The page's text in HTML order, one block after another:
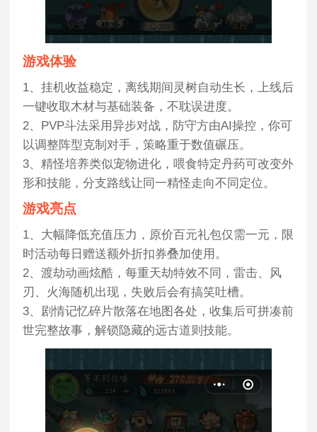
游戏体验
1、挂机收益稳定，离线期间灵树自动生长，上线后
一键收取木材与基础装备，不耽误进度。
2、PVP斗法采用异步对战，防守方由AI操控，你可
以调整阵型克制对手，策略重于数值碾压。
3、精怪培养类似宠物进化，喂食特定丹药可改变外
形和技能，分支路线让同一精怪走向不同定位。
游戏亮点
1、大幅降低充值压力，原价百元礼包仅需一元，限
时活动每日赠送额外折扣券叠加使用。
2、渡劫动画炫酷，每重天劫特效不同，雷击、风
刃、火海随机出现，失败后会有搞笑吐槽。
3、剧情记忆碎片散落在地图各处，收集后可拼凑前
世完整故事，解锁隐藏的远古道则技能。